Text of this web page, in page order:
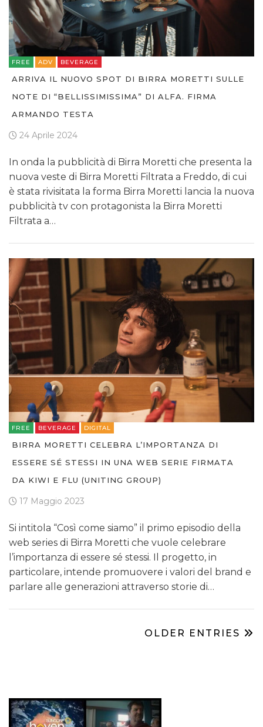
FREE ADV BEVERAGE
ARRIVA IL NUOVO SPOT DI BIRRA MORETTI SULLE
NOTE DI “BELLISSIMISSIMA” DI ALFA. FIRMA
ARMANDO TESTA
24 Aprile 2024
In onda la pubblicità di Birra Moretti che presenta la
nuova veste di Birra Moretti Filtrata a Freddo, di cui
è stata rivisitata la forma Birra Moretti lancia la nuova
pubblicità tv con protagonista la Birra Moretti
Filtrata a…
FREE BEVERAGE DIGITAL
BIRRA MORETTI CELEBRA L’IMPORTANZA DI
ESSERE SÉ STESSI IN UNA WEB SERIE FIRMATA
DA KIWI E FLU (UNITING GROUP)
17 Maggio 2023
Si intitola “Così come siamo” il primo episodio della
web series di Birra Moretti che vuole celebrare
l’importanza di essere sé stessi. Il progetto, in
particolare, intende promuovere i valori del brand e
parlare alle generazioni attraverso storie di…
OLDER ENTRIES